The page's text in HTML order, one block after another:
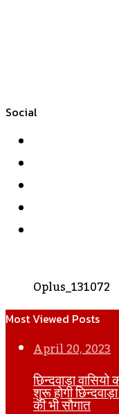
Social
Oplus_131072
Most Viewed Posts
April 20, 2023
छिन्दवाड़ा
शुरू होगी
की भी सौगात